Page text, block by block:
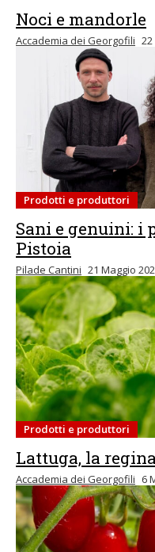
Noci e mandorle
Accademia dei Georgofili
Prodotti e produttori
Sani e genuini: i
Pistoia
Pilade Cantini 21 Maggio
Prodotti e produttori
Lattuga, la
Accademia dei Georgofili 6